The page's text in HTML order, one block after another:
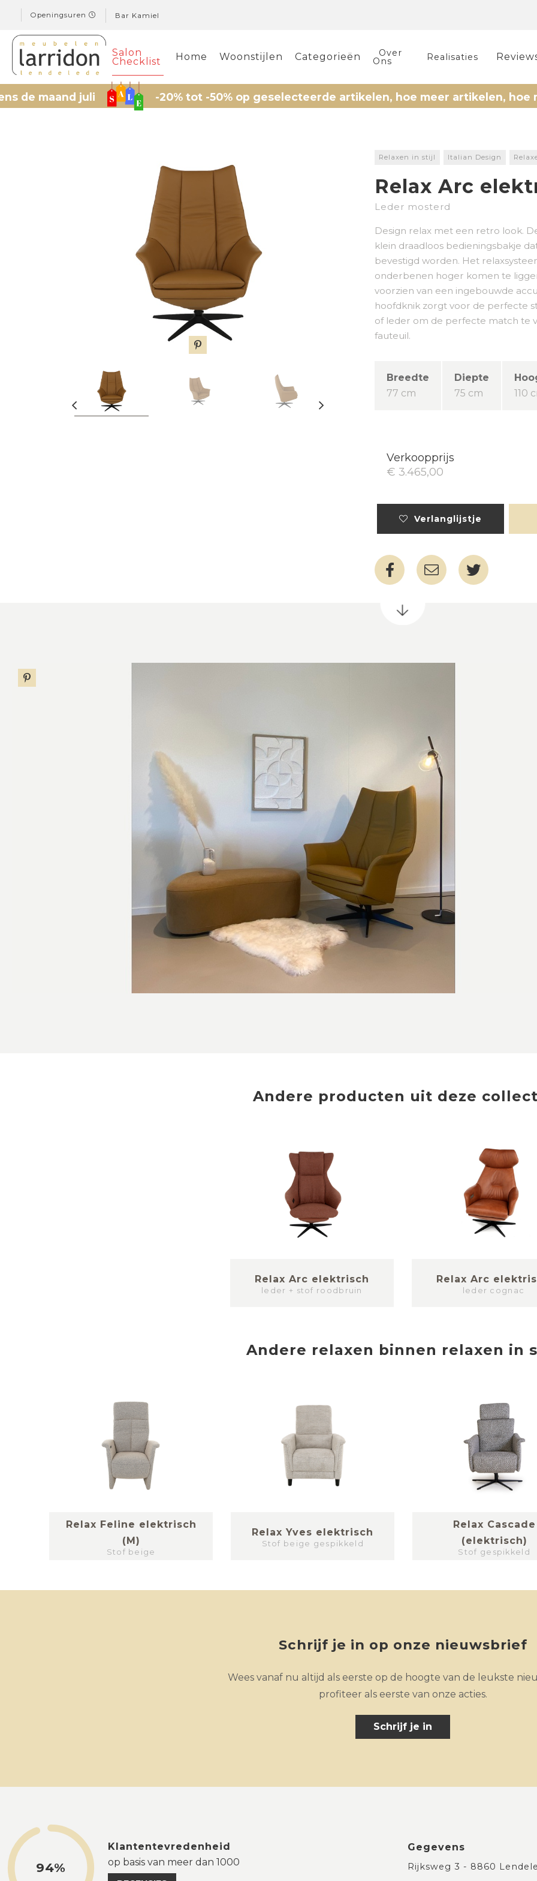
Openingsuren Bar Kamiel
Salon
Checklist Home Woonstijlen Categorieën Over
Ons Realisaties
juli -20% tot -50% op geselecteerde artikelen, hoe meer artikelen, hoe meer
Relaxen in stijl Italian Design
Relax Arc
Leder mosterd
Design relax met een retro look.
klein draadloos bedieningsbakje
bevestigd worden. Het
onderbenen hoger komen te
voorzien van een ingebouwde
hoofdknik zorgt voor de perfecte
of leder om de perfecte match te
fauteuil.
Breedte
77 cm
Diepte
75 cm
110
Verkoopprijs
€ 3.465,00
Verlanglijstje
Andere producten uit deze
Relax Arc elektrisch
leder + stof roodbruin
Relax Arc
leder cognac
Andere relaxen binnen relaxen in
Relax Feline elektrisch
(M)
Stof beige
Relax Yves elektrisch
Stof beige gespikkeld
Relax Cascade
(elektrisch)
Stof gespikkeld
Schrijf je in op onze nieuwsbrief
Wees vanaf nu altijd als eerste op de hoogte van de leukste
profiteer als eerste van onze acties.
Schrijf je in
94%
Klantentevredenheid
op basis van meer dan 1000
Gegevens
Rijksweg 3 - 8860